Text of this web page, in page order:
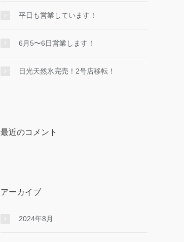
平日も営業しています！
6月5〜6日営業します！
日光天然氷完売！2号店移転！
最近のコメント
アーカイブ
2024年8月